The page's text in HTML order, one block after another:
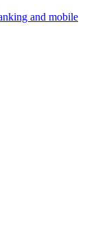
and mobile